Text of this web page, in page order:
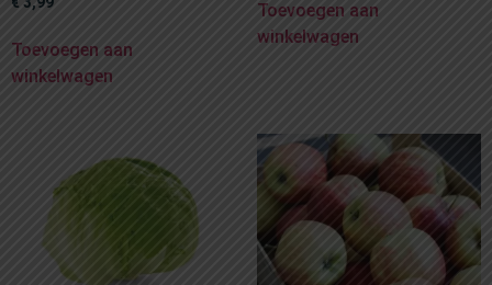
Toevoegen aan
winkelwagen
Toevoegen aan
winkelwagen